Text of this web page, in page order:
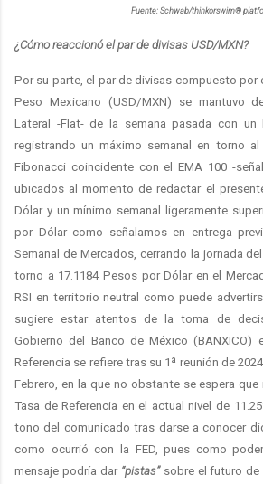
Fuente: Schwab/thinkorswim®
¿Cómo reaccionó el par de divisas USD/MXN?
Por su parte, el par de divisas compuesto por
Peso Mexicano (USD/MXN) se mantuvo
Lateral -Flat- de la semana pasada con un
registrando un máximo semanal en torno
Fibonacci coincidente con el EMA 100 -
ubicados al momento de redactar el
Dólar y un mínimo semanal ligeramente
por Dólar como señalamos en entrega
Semanal de Mercados, cerrando la jornada
torno a 17.1184 Pesos por Dólar en el
RSI en territorio neutral como puede
sugiere estar atentos de la toma de
Gobierno del Banco de México (BANXICO)
Referencia se refiere tras su 1ª reunión de
Febrero, en la que no obstante se espera
Tasa de Referencia en el actual nivel de
tono del comunicado tras darse a conocer
como ocurrió con la FED, pues como
mensaje podría dar “pistas”sobre el futuro de